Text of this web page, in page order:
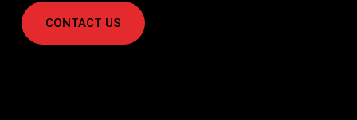
CONTACT US